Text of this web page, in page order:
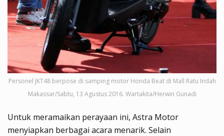
Personel JKT48 berpose di samping motor Honda Beat di Mall Ratu Indah
Makassar/Sabtu, 13 Agustus 2016. Wartakita/Herwin Gunadi
Untuk meramaikan perayaan ini, Astra Motor
menyiapkan berbagai acara menarik. Selain